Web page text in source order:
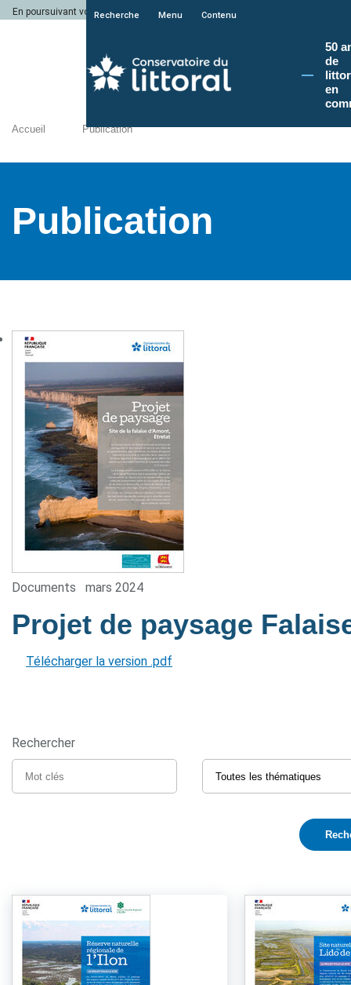
En poursuivant votre navigation sur le site du Conservatoire du littoral, vous
Recherche Menu Contenu
50
de
en
Accueil Publication
Publication
Documents mars 2024
Projet de paysage
Télécharger la version .pdf
Rechercher